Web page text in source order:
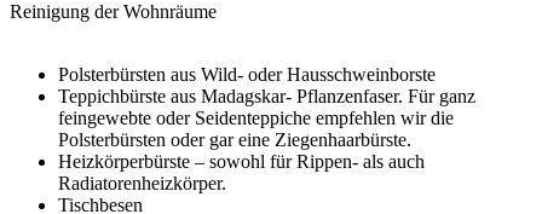
Reinigung der Wohnräume
Polsterbürsten aus Wild- oder Hausschweinborste
Teppichbürste aus Madagskar- Pflanzenfaser. Für ganz
feingewebte oder Seidenteppiche empfehlen wir die
Polsterbürsten oder gar eine Ziegenhaarbürste.
Heizkörperbürste – sowohl für Rippen- als auch
Radiatorenheizkörper.
Tischbesen